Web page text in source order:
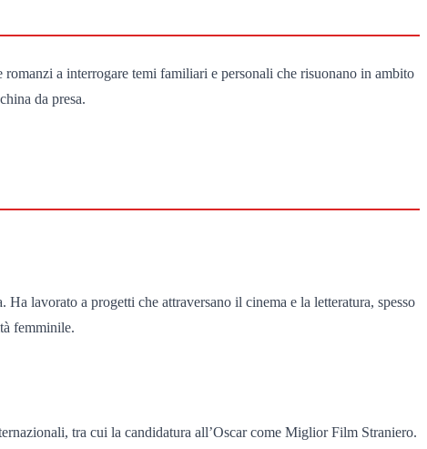
a interrogare temi familiari e personali che risuonano in ambito
da presa.
lavorato a progetti che attraversano il cinema e la letteratura, spesso
femminile.
tra cui la candidatura all’Oscar come Miglior Film Straniero.